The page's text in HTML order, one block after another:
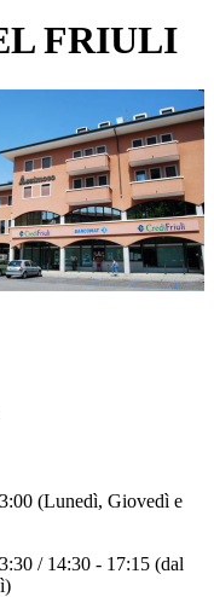
FRIULI
(Lunedì, Giovedì e
/ 14:30 - 17:15 (dal